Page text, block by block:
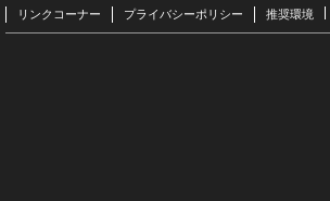
リンクコーナー プライバシーポリシー 推奨環境